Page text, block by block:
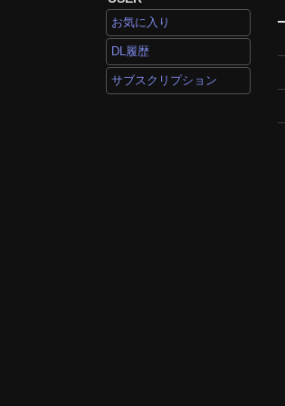
お気に入り
DL履歴
サブスクリプション